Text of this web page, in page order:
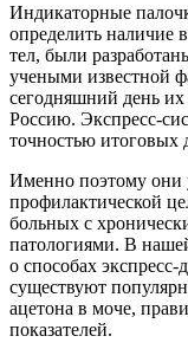
Индикаторные
определить наличие
тел, были
учеными известной
сегодняшний день
Россию. Экспресс-
точностью итоговых
Именно поэтому они
профилактической
больных с
патологиями. В
о способах
существуют
ацетона в моче,
показателей.